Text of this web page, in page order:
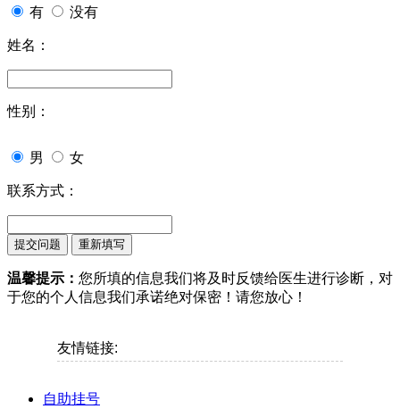
有 没有
姓名：
性别：
男 女
联系方式：
温馨提示： 您所填的信息我们将及时反馈给医生进行诊断，对
于您的个人信息我们承诺绝对保密！请您放心！
友情链接:
自助挂号